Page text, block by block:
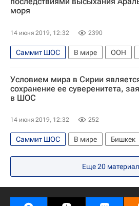
моря
14 июня 2019, 12:32 2390
Саммит ШОС В мире ООН
Условием мира в Сирии
сохранение ее суверенитета,
в ШОС
14 июня 2019, 12:32 252
Саммит ШОС В мире Бишкек
Еще 20